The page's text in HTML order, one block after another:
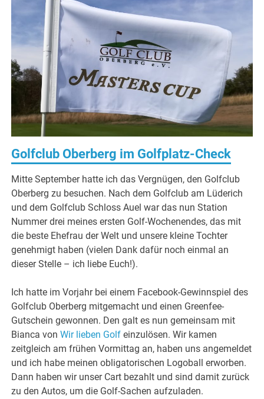
Golfclub Oberberg im Golfplatz-Check
Mitte September hatte ich das Vergnügen, den Golfclub
Oberberg zu besuchen. Nach dem Golfclub am Lüderich
und dem Golfclub Schloss Auel war das nun Station
Nummer drei meines ersten Golf-Wochenendes, das mit
die beste Ehefrau der Welt und unsere kleine Tochter
genehmigt haben (vielen Dank dafür noch einmal an
dieser Stelle – ich liebe Euch!).
Ich hatte im Vorjahr bei einem Facebook-Gewinnspiel des
Golfclub Oberberg mitgemacht und einen Greenfee-
Gutschein gewonnen. Den galt es nun gemeinsam mit
Bianca vonWir lieben Golf einzulösen. Wir kamen
zeitgleich am frühen Vormittag an, haben uns angemeldet
und ich habe meinen obligatorischen Logoball erworben.
Dann haben wir unser Cart bezahlt und sind damit zurück
zu den Autos, um die Golf-Sachen aufzuladen.